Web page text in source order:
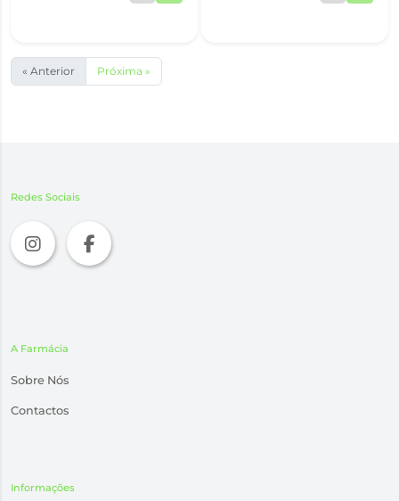
« Anterior Próxima »
Redes Sociais
A Farmácia
Sobre Nós
Contactos
Informações